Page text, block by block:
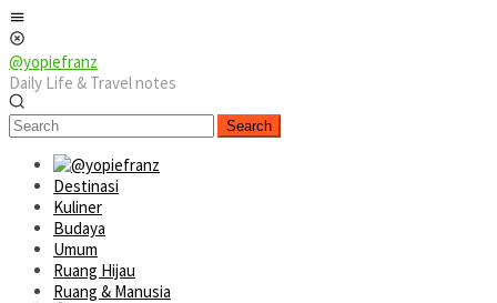
Skip
to
content
@yopiefranz
Daily Life & Travel notes
Search
Destinasi
Kuliner
Budaya
Umum
Ruang Hijau
Ruang & Manusia